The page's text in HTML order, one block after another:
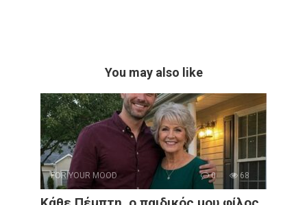
You may also like
FOR YOUR MOOD 0 68